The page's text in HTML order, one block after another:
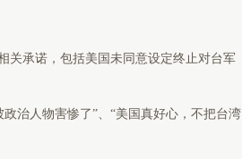
承诺，包括美国未同意设定终止对台军
治人物害惨了”、“美国真好心，不把台湾